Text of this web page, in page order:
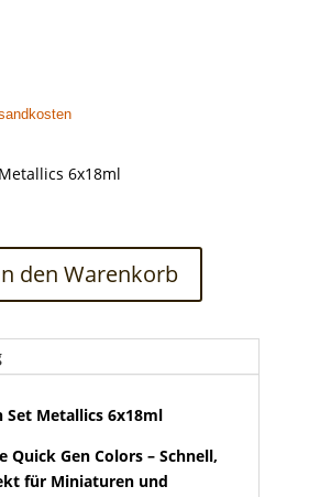
6x18ml
den Warenkorb
Set Metallics 6x18ml
Quick Gen Colors – Schnell,
für Miniaturen und